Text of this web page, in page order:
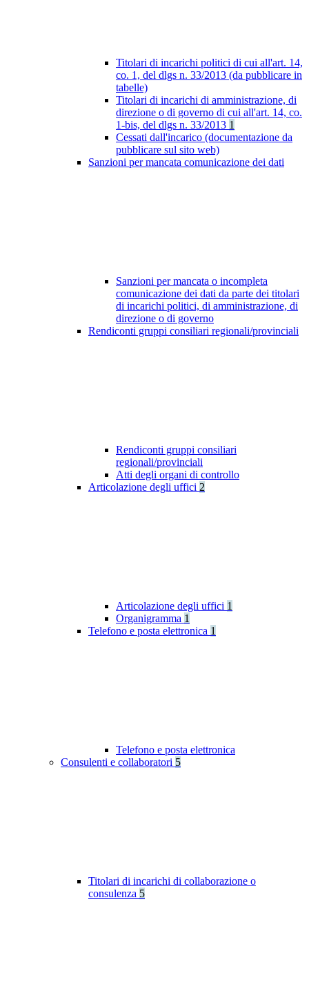
Titolari di incarichi politici di cui all'art. 14,
co. 1, del dlgs n. 33/2013 (da pubblicare in
tabelle)
Titolari di incarichi di amministrazione, di
direzione o di governo di cui all'art. 14, co.
1-bis, del dlgs n. 33/2013 1
Cessati dall'incarico (documentazione da
pubblicare sul sito web)
Sanzioni per mancata comunicazione dei dati
Sanzioni per mancata o incompleta
comunicazione dei dati da parte dei titolari
di incarichi politici, di amministrazione, di
direzione o di governo
Rendiconti gruppi consiliari regionali/provinciali
Rendiconti gruppi consiliari
regionali/provinciali
Atti degli organi di controllo
Articolazione degli uffici 2
Articolazione degli uffici 1
Organigramma 1
Telefono e posta elettronica 1
Telefono e posta elettronica
Consulenti e collaboratori 5
Titolari di incarichi di collaborazione o
consulenza 5